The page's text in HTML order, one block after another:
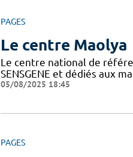
PAGES
Le centre Maolya
Le centre national de
SENSGENE et dédiés aux
05/08/2025 18:45
PAGES